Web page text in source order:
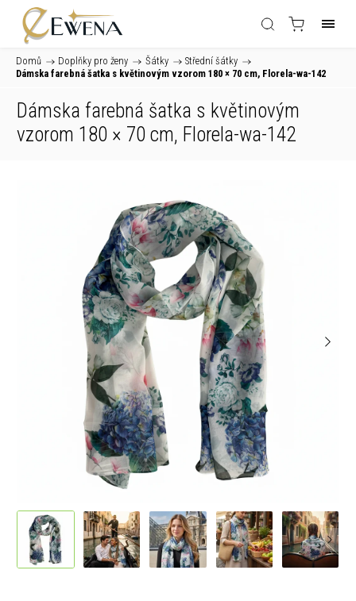
Domů / Doplňky pro ženy / Šátky / Střední šátky /
Dámska farebná šatka s květinovým vzorom 180 × 70 cm, Florela-wa-142
Dámska farebná šatka s květinovým
vzorom 180 × 70 cm, Florela-wa-142